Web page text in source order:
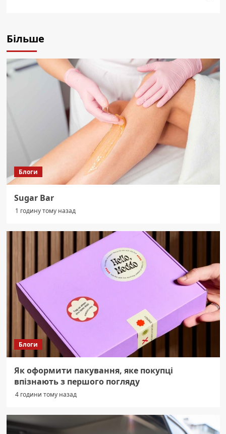
Більше
Блоги
Sugar Bar
1 годину тому назад
Блоги
Як оформити пакування, яке покупці
впізнають з першого погляду
4 години тому назад